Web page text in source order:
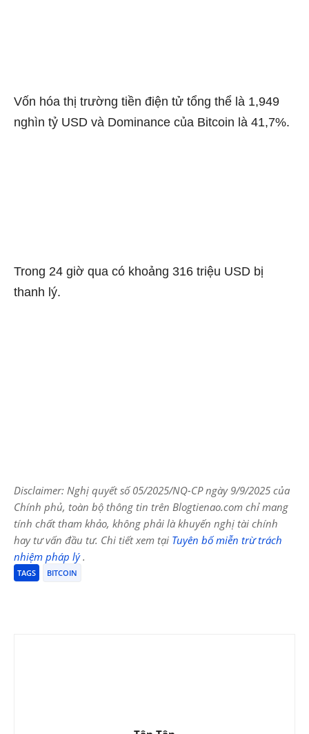
Vốn hóa thị trường tiền điện tử tổng thể là 1,949
nghìn tỷ USD và Dominance của Bitcoin là 41,7%.
Trong 24 giờ qua có khoảng 316 triệu USD bị
thanh lý.
Disclaimer: Nghị quyết số 05/2025/NQ-CP ngày 9/9/2025 của
Chính phủ, toàn bộ thông tin trên Blogtienao.com chỉ mang
tính chất tham khảo, không phải là khuyến nghị tài chính
hay tư vấn đầu tư. Chi tiết xem tại Tuyên bố miễn trừ trách
nhiệm pháp lý.
TAGS BITCOIN